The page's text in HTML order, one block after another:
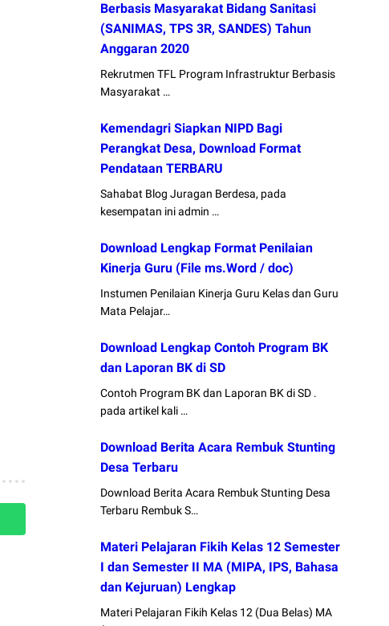
Berbasis Masyarakat Bidang Sanitasi
(SANIMAS, TPS 3R, SANDES) Tahun
Anggaran 2020
Rekrutmen TFL Program Infrastruktur Berbasis
Masyarakat …
Kemendagri Siapkan NIPD Bagi
Perangkat Desa, Download Format
Pendataan TERBARU
Sahabat Blog Juragan Berdesa, pada
kesempatan ini admin …
Download Lengkap Format Penilaian
Kinerja Guru (File ms.Word / doc)
Instumen Penilaian Kinerja Guru Kelas dan Guru
Mata Pelajar…
Download Lengkap Contoh Program BK
dan Laporan BK di SD
Contoh Program BK dan Laporan BK di SD .
pada artikel kali …
Download Berita Acara Rembuk Stunting
Desa Terbaru
Download Berita Acara Rembuk Stunting Desa
Terbaru Rembuk S…
Materi Pelajaran Fikih Kelas 12 Semester
I dan Semester II MA (MIPA, IPS, Bahasa
dan Kejuruan) Lengkap
Materi Pelajaran Fikih Kelas 12 (Dua Belas) MA